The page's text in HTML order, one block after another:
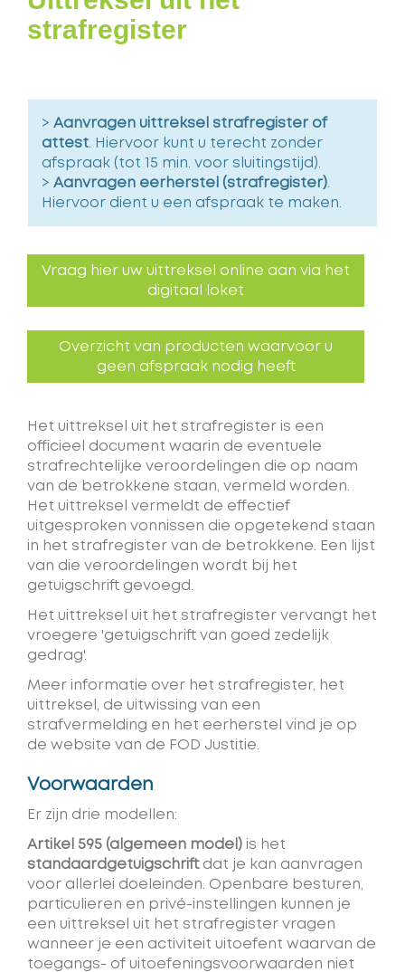
strafregister
> Aanvragen uittreksel strafregister of
attest . Hiervoor kunt u terecht zonder
afspraak (tot 15 min. voor sluitingstijd).
> Aanvragen eerherstel (strafregister)
Hiervoor dient u een afspraak te maken.
Vraag hier uw uittreksel online aan via het
digitaal loket
Overzicht van producten waarvoor u
geen afspraak nodig heeft
Het uittreksel uit het strafregister is een
officieel document waarin de eventuele
strafrechtelijke veroordelingen die op naam
van de betrokkene staan, vermeld worden.
Het uittreksel vermeldt de effectief
uitgesproken vonnissen die opgetekend staan
in het strafregister van de betrokkene. Een lijst
van die veroordelingen wordt bij het
getuigschrift gevoegd.
Het uittreksel uit het strafregister vervangt het
vroegere 'getuigschrift van goed zedelijk
gedrag'.
Meer informatie over het strafregister, het
uittreksel, de uitwissing van een
strafvermelding en het eerherstel vind je op
de website van de FOD Justitie.
Voorwaarden
Er zijn drie modellen:
Artikel 595 (algemeen model) is het
standaardgetuigschriftdat je kan aanvragen
voor allerlei doeleinden. Openbare besturen,
particulieren en privé-instellingen kunnen je
een uittreksel uit het strafregister vragen
wanneer je een activiteit uitoefent waarvan de
toegangs- of uitoefeningsvoorwaarden niet